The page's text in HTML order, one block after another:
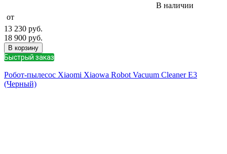
В наличии
от
13 230 руб.
18 900 руб.
В корзину
Быстрый заказ
Робот-пылесос Xiaomi Xiaowa Robot Vacuum Cleaner E3
(Черный)